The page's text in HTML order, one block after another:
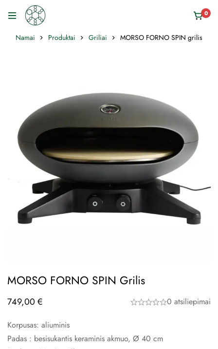
0
Namai Produktai Griliai MORSO FORNO SPIN grilis
MORSO FORNO SPIN Grilis
749,00 € 0 atsiliepimai
Korpusas: aliuminis
Padas : besisukantis keraminis akmuo, Ø 40 cm